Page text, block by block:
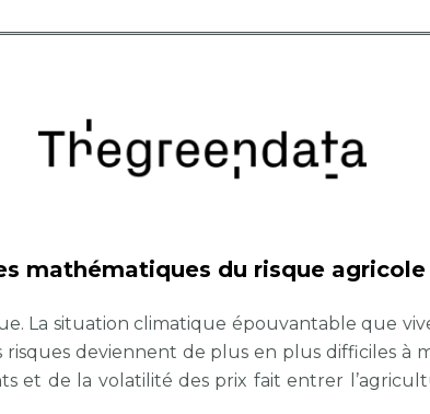
mathématiques du risque agricole
La situation climatique épouvantable que
risques deviennent de plus en plus difficiles à
et de la volatilité des prix fait entrer